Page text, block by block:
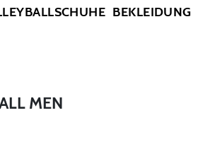
BEKLEIDUNG
MEN